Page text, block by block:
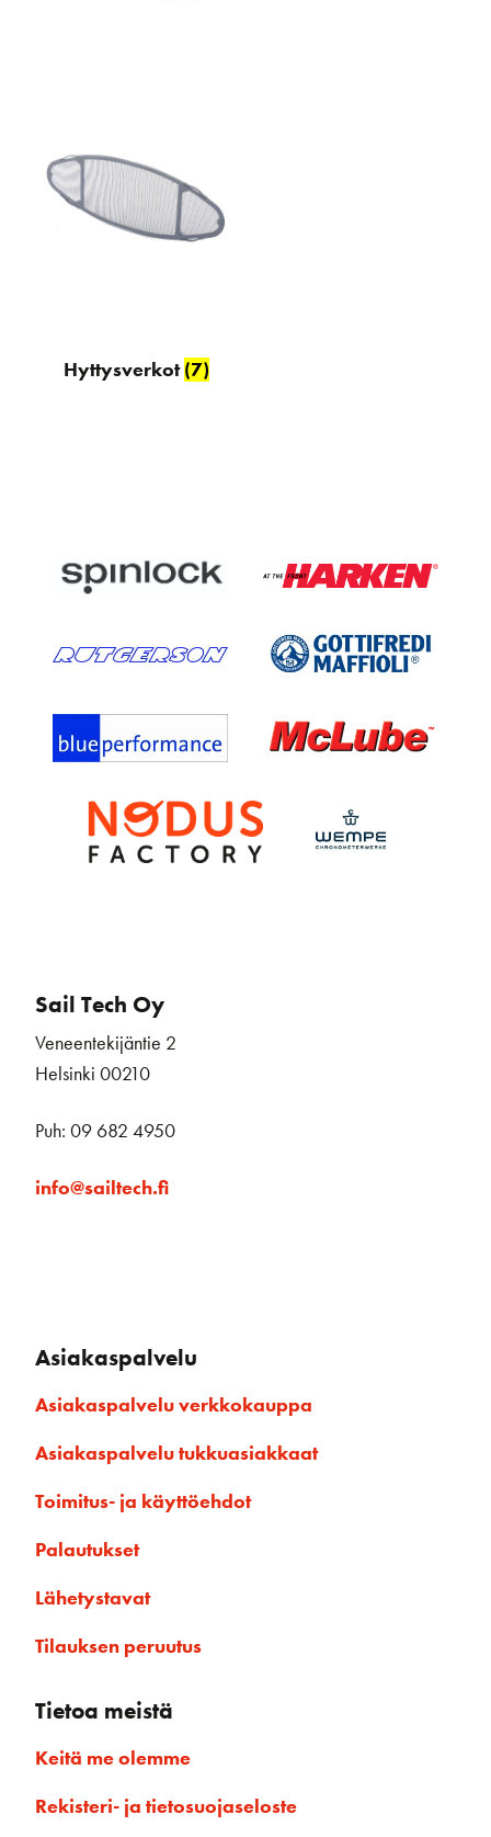
Hyttysverkot(7)
Sail Tech Oy
Veneentekijäntie 2
Helsinki 00210
Puh: 09 682 4950
info@sailtech.fi
Asiakaspalvelu
Asiakaspalvelu verkkokauppa
Asiakaspalvelu tukkuasiakkaat
Toimitus- ja käyttöehdot
Palautukset
Lähetystavat
Tilauksen peruutus
Tietoa meistä
Keitä me olemme
Rekisteri- ja tietosuojaseloste